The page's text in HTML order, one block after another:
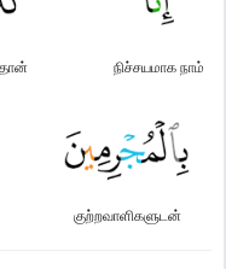
நிச்சயமாக நாம்
குற்றவாளிகளுடன்